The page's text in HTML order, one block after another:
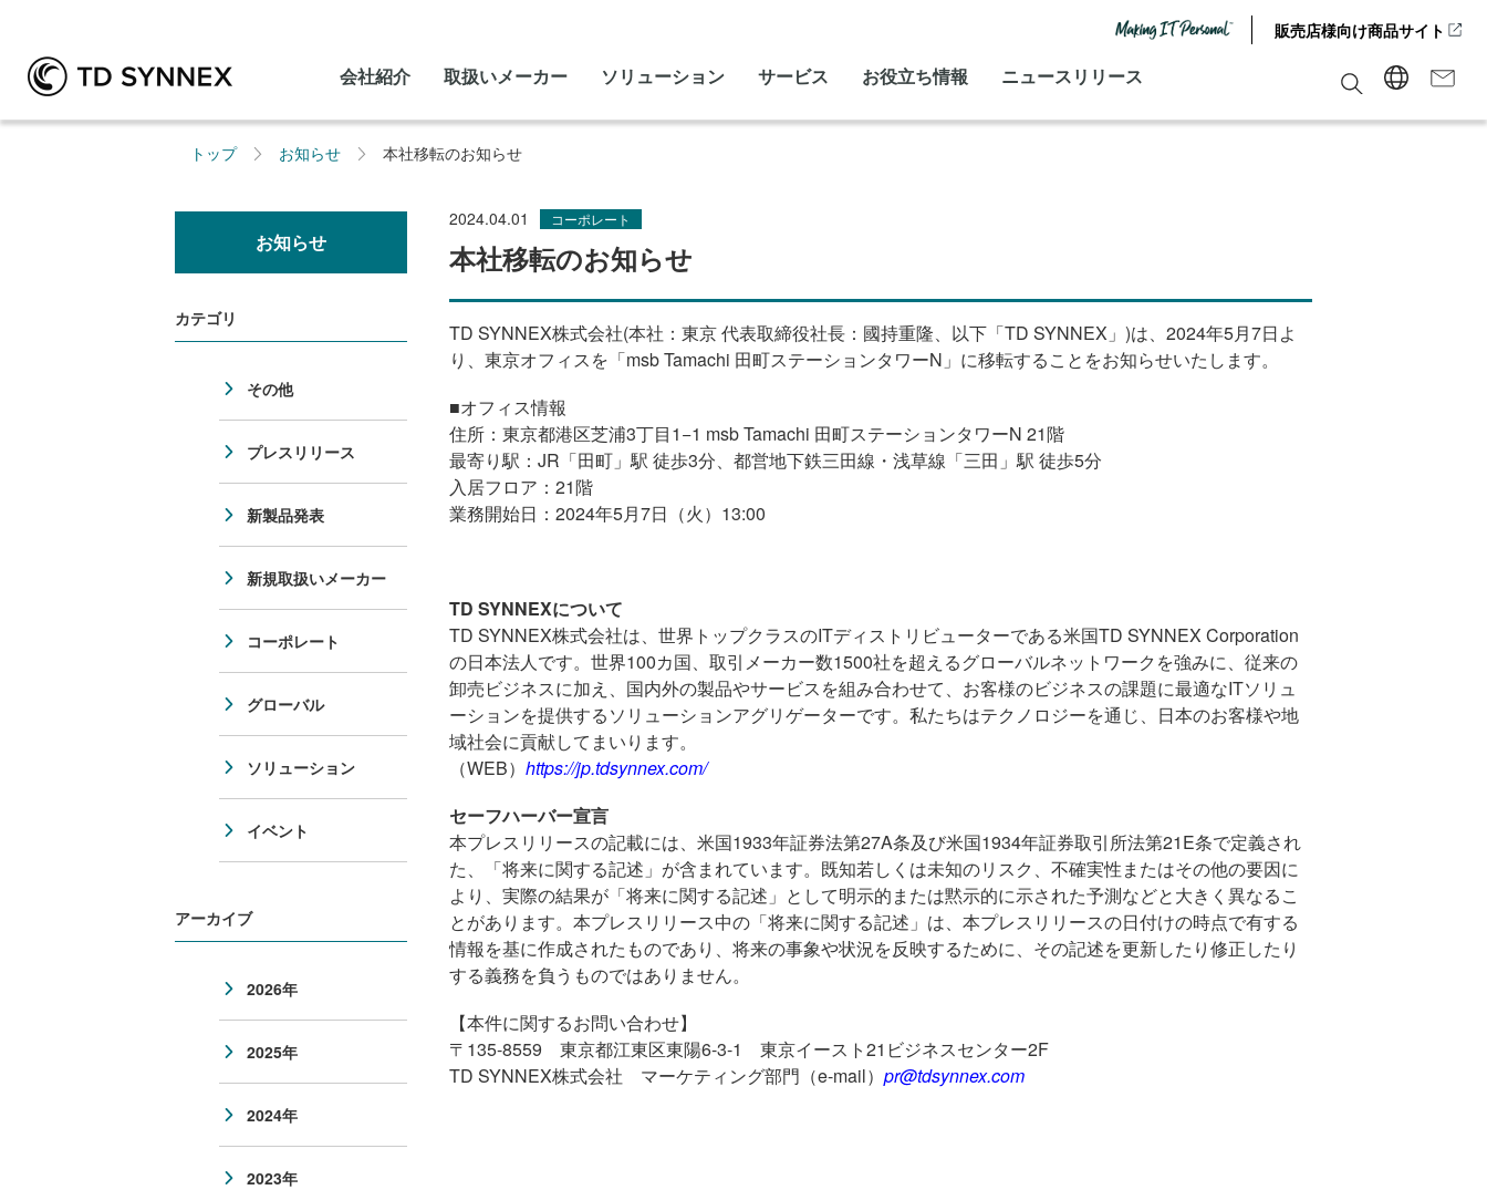
販売店様向け商品サイト
会社紹介 取扱いメーカー ソリューション サービス お役立ち情報 ニュースリリース
トップ お知らせ 本社移転のお知らせ
2024.04.01 コーポレート
本社移転のお知らせ
TD SYNNEX株式会社(本社：東京 代表取締役社長：國持重隆、以下「TD SYNNEX」)は、 2024年5月7日よ
り、東京オフィスを「msb Tamachi 田町ステーションタワーN 」に移転することをお知らせいたします。
■オフィス情報
住所：東京都港区芝浦3丁目1−1 msb Tamachi 田町ステーションタワーN 21階
最寄り駅： JR 「田町」駅 徒歩3分、都営地下鉄三田線・浅草線「三田」駅 徒歩5分
入居フロア： 21階
業務開始日： 2024年5月7日（火） 13:00
TD SYNNEXについて
TD SYNNEX株式会社は、世界トップクラスのITディストリビューターである米国TD SYNNEX Corporation
の日本法人です。世界100カ国、取引メーカー数1500社を超えるグローバルネットワークを強みに、従来の
卸売ビジネスに加え、国内外の製品やサービスを組み合わせて、お客様のビジネスの課題に最適なITソリュ
ーションを提供するソリューションアグリゲーターです。私たちはテクノロジーを通じ、日本のお客様や地
域社会に貢献してまいります。
（WEB） https://jp.tdsynnex.com/
セーフハーバー宣言
本プレスリリースの記載には、米国1933年証券法第27A条及び米国1934年証券取引所法第21E条で定義され
た、「将来に関する記述」が含まれています。既知若しくは未知のリスク、不確実性またはその他の要因に
より、実際の結果が「将来に関する記述」として明示的または黙示的に示された予測などと大きく異なるこ
とがあります。本プレスリリース中の「将来に関する記述」は、本プレスリリースの日付けの時点で有する
情報を基に作成されたものであり、将来の事象や状況を反映するために、その記述を更新したり修正したり
する義務を負うものではありません。
【本件に関するお問い合わせ】
〒 135-8559 東京都江東区東陽6-3-1 東京イースト21 ビジネスセンター2F
TD SYNNEX株式会社
マーケティング部門（e-mail） pr@tdsynnex.com
お知らせ
カテゴリ
その他
プレスリリース
新製品発表
新規取扱いメーカー
コーポレート
グローバル
ソリューション
イベント
アーカイブ
2026年
2025年
2024年
2023年